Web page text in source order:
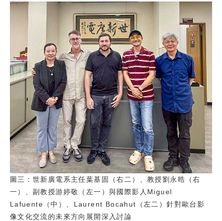
圖三：世新廣電系主任葉基固（右二）、教授劉永晧（右
一）、副教授游婷敬（左一）與國際影人Miguel
Lafuente（中）、Laurent Bocahut（左二）針對歐台影
像文化交流的未來方向展開深入討論